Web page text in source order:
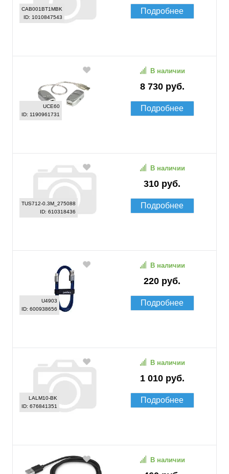
CAB001BT1MBK
ID: 1010847543
Подробнее
UCE60
ID: 1190961731
8 730 руб.
В наличии
Подробнее
TUS712-0.3M_275088
ID: 610318436
310 руб.
В наличии
Подробнее
U4903
ID: 600938656
220 руб.
В наличии
Подробнее
LALM10-BK
ID: 676841351
1 010 руб.
В наличии
Подробнее
В наличии